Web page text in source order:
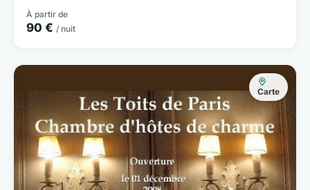
À partir de
90 € / nuit
Carte